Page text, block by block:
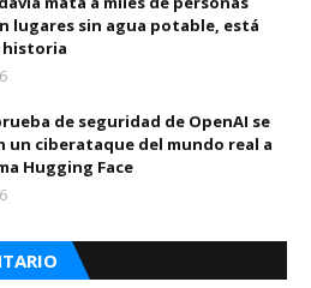
lugares sin agua potable, está
historia
de seguridad de OpenAI se
un ciberataque del mundo real a
Hugging Face